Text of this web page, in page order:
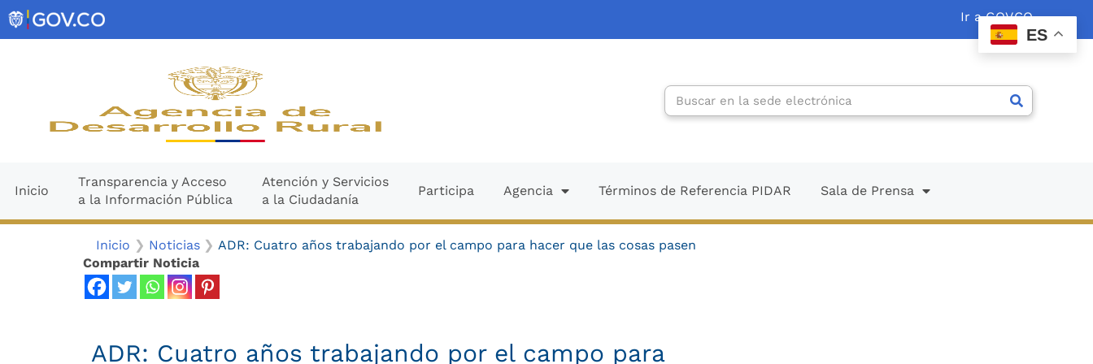
contenido
al
contenido
Ir a GOV.CO
Search
Inicio
Transparencia y Acceso
a la Información Pública
Atención y Servicios
a la Ciudadanía
Participa Agencia Términos de Referencia PIDAR Sala de Prensa
Inicio Noticias
ADR: Cuatro años trabajando por el campo para hacer que las cosas pasen
Compartir Noticia
ADR: Cuatro años trabajando por el campo para
ES